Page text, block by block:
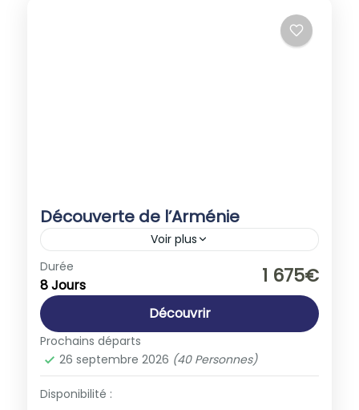
Découverte de l’Arménie
Voir plus
Arménie
1-40 People
Durée
8 Jours 1 675€
Découvrir
Prochains départs
26 septembre 2026 (40 Personnes)
Disponibilité :